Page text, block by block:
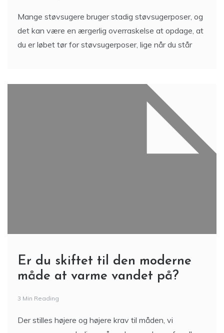
Mange støvsugere bruger stadig støvsugerposer, og
det kan være en ærgerlig overraskelse at opdage, at
du er løbet tør for støvsugerposer, lige når du står
Er du skiftet til den moderne
måde at varme vandet på?
3 Min Reading
Der stilles højere og højere krav til måden, vi